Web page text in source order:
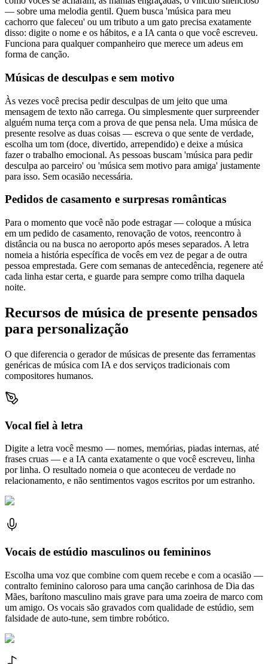
— sobre uma melodia gentil. Quem busca 'música para meu
cachorro que faleceu' ou um tributo a um gato precisa exatamente
disso: digite o nome e os hábitos, e a IA canta o que você escreveu.
Funciona para qualquer companheiro que merece um adeus em
forma de canção.
Músicas de desculpas e sem motivo
Às vezes você precisa pedir desculpas de um jeito que uma
mensagem de texto não carrega. Ou simplesmente quer surpreender
alguém numa terça com a prova de que pensa nela. Uma música de
presente resolve as duas coisas — escreva o que sente de verdade,
escolha um tom (doce, divertido, arrependido) e deixe a música
fazer o trabalho emocional. As pessoas buscam 'música para pedir
desculpa ao parceiro' ou 'música sem motivo para amiga' justamente
para isso. Sem ocasião necessária.
Pedidos de casamento e surpresas românticas
Para o momento que você não pode estragar — coloque a música
em um pedido de casamento, renovação de votos, reencontro à
distância ou na busca no aeroporto após meses separados. A letra
nomeia a história específica de vocês em vez de pegar a de outra
pessoa emprestada. Gere com semanas de antecedência, regenere até
cada linha estar certa, e guarde para sempre como trilha daquela
noite.
Recursos de música de presente pensados
para personalização
O que diferencia o gerador de músicas de presente das ferramentas
genéricas de música com IA e dos serviços tradicionais com
compositores humanos.
Vocal fiel à letra
Digite a letra você mesmo — nomes, memórias, piadas internas, até
frases cruas — e a IA canta exatamente o que você escreveu, linha
por linha. O resultado nomeia o que aconteceu de verdade no
relacionamento, e não sentimentos vagos escritos por um estranho.
Vocais de estúdio masculinos ou femininos
Escolha uma voz que combine com quem recebe e com a ocasião —
contralto feminino caloroso para uma canção carinhosa de Dia das
Mães, barítono masculino mais grave para uma zoeira de marco com
um amigo. Os vocais são gravados com qualidade de estúdio, sem
falsidade de auto-tune, sem timbre robótico.